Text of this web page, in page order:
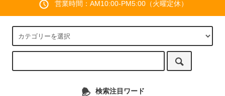
営業時間：AM10:00-PM5:00（火曜定休）
検索注目ワード